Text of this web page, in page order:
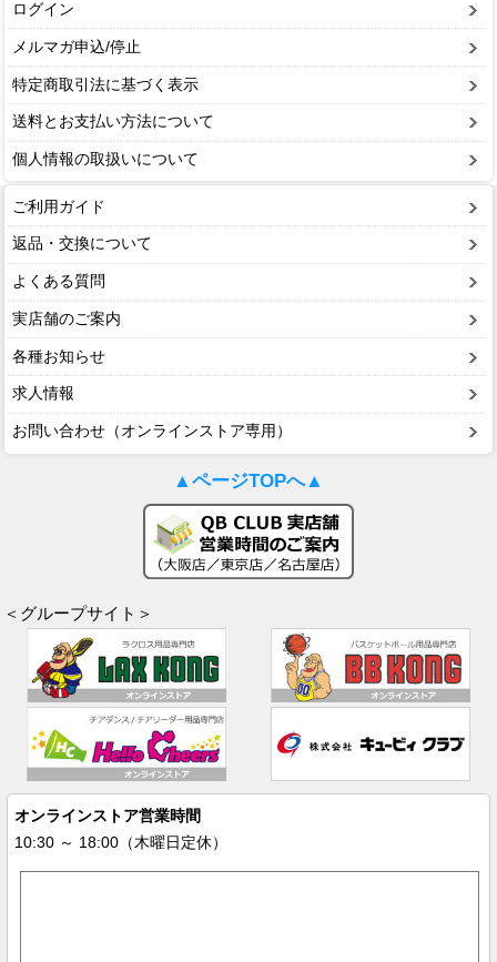
ログイン
メルマガ申込/停止
特定商取引法に基づく表示
送料とお支払い方法について
個人情報の取扱いについて
ご利用ガイド
返品・交換について
よくある質問
実店舗のご案内
各種お知らせ
求人情報
お問い合わせ（オンラインストア専用）
▲ページTOPへ▲
＜グループサイト＞
オンラインストア営業時間
10:30 ～ 18:00（木曜日定休）